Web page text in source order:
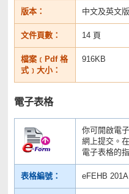
版本： 中文及英文
文件頁數： 14 頁
檔案﹝Pdf 格
式﹞大小：
916KB
電子表格
你可開啟電
網上提交。
電子表格的
表格編號： eFEHB 201A